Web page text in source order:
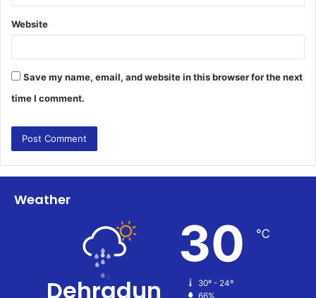
Website
Save my name, email, and website in this browser for the next
time I comment.
Weather
Dehradun
30 ℃
30º - 24º
66%